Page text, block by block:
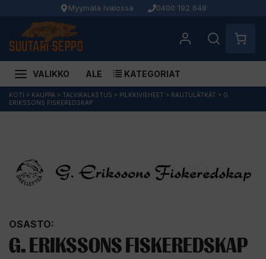
Myymälä Ivalossa 0400 192 648
VALIKKO ALE KATEGORIAT
Siirry
sisältöön
KOTI > KAUPPA > TALVIKALASTUS > PILKKIVIEHEET > RAUTULÄTKÄT > G.
ERIKSSONS FISKEREDSKAP
OSASTO:
G. ERIKSSONS FISKEREDSKAP